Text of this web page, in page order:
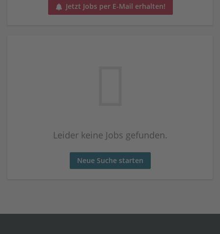
Jetzt Jobs per E-Mail erhalten!
Leider keine Jobs gefunden.
Neue Suche starten